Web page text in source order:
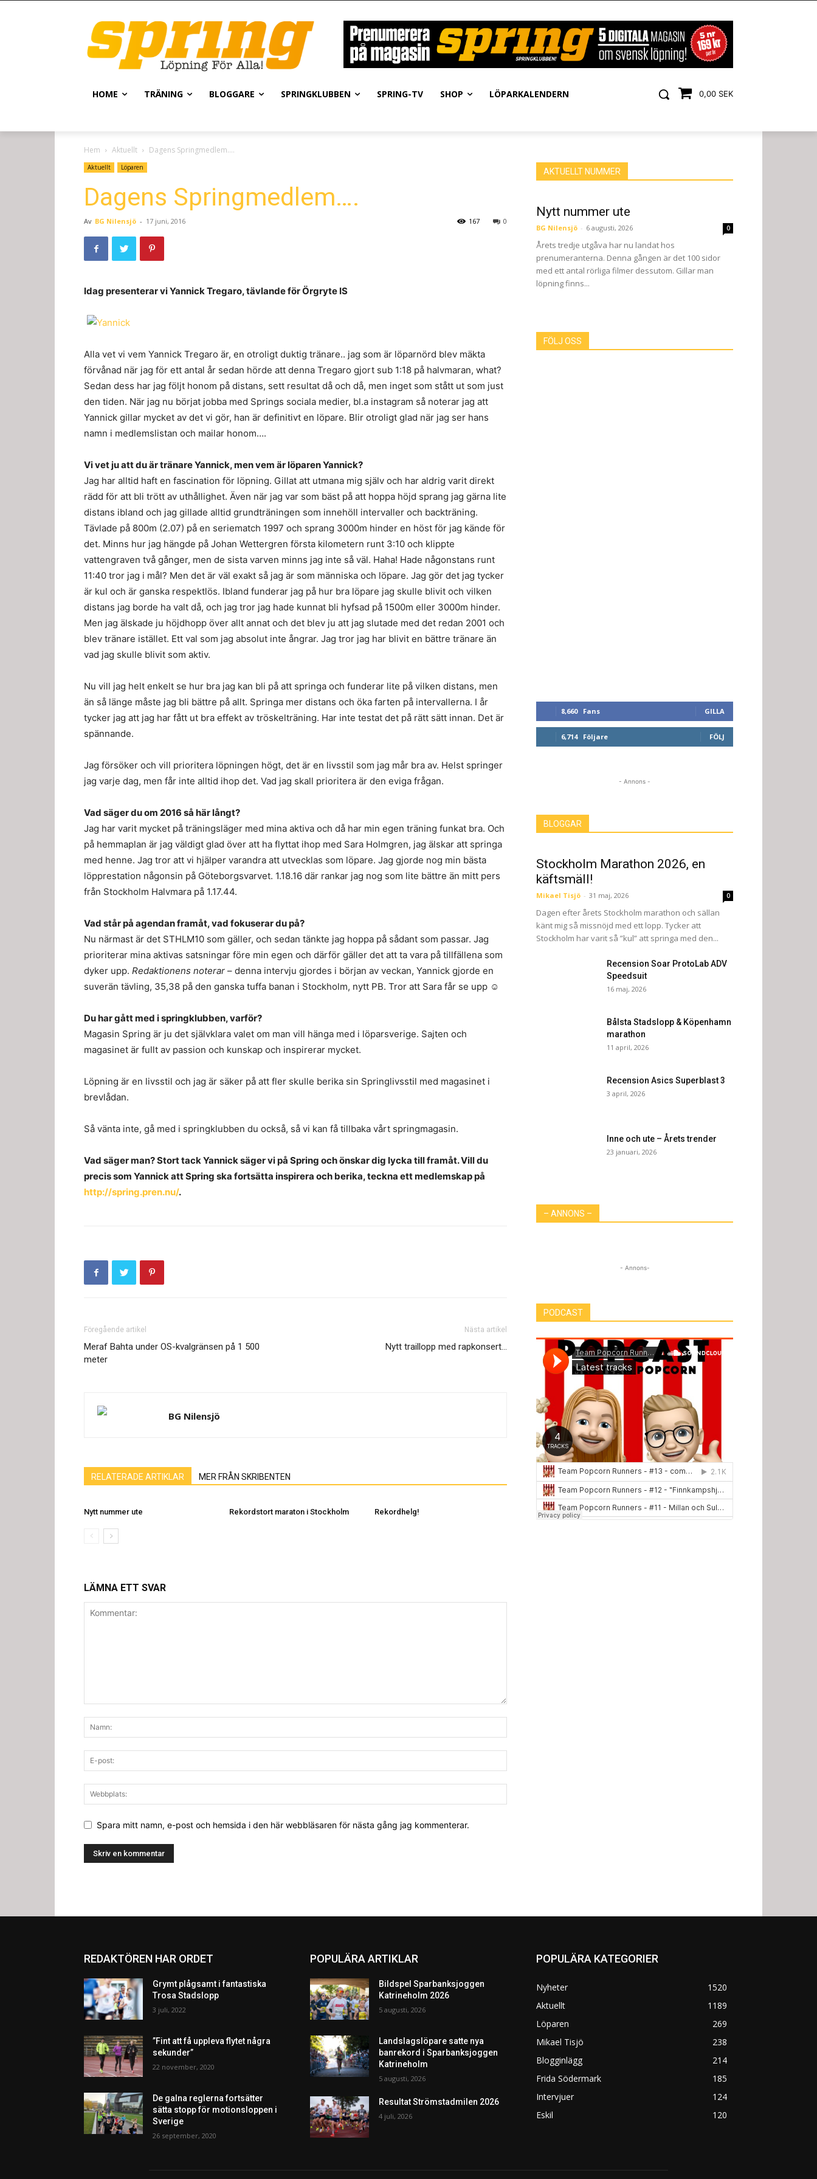
0,00 SEK
HOME TRÄNING BLOGGARE SPRINGKLUBBEN SPRING-TV SHOP LÖPARKALENDERN
Hem Aktuellt Dagens Springmedlem….
Aktuellt Löparen
Dagens Springmedlem….
Av BG Nilensjö - 17 juni, 2016 0
167
Idag presenterar vi Yannick Tregaro, tävlande för Örgryte IS
Alla vet vi vem Yannick Tregaro är, en otroligt duktig tränare.. jag som är löparnörd blev mäkta
förvånad när jag för ett antal år sedan hörde att denna Tregaro gjort sub 1:18 på halvmaran, what?
Sedan dess har jag följt honom på distans, sett resultat då och då, men inget som stått ut som just
den tiden. När jag nu börjat jobba med Springs sociala medier, bl.a instagram så noterar jag att
Yannick gillar mycket av det vi gör, han är definitivt en löpare. Blir otroligt glad när jag ser hans
namn i medlemslistan och mailar honom….
Vi vet ju att du är tränare Yannick, men vem är löparen Yannick?
Jag har alltid haft en fascination för löpning. Gillat att utmana mig själv och har aldrig varit direkt
rädd för att bli trött av uthållighet. Även när jag var som bäst på att hoppa höjd sprang jag gärna lite
distans ibland och jag gillade alltid grundträningen som innehöll intervaller och backträning.
Tävlade på 800m (2.07) på en seriematch 1997 och sprang 3000m hinder en höst för jag kände för
det. Minns hur jag hängde på Johan Wettergren första kilometern runt 3:10 och klippte
vattengraven två gånger, men de sista varven minns jag inte så väl. Haha! Hade någonstans runt
11:40 tror jag i mål? Men det är väl exakt så jag är som människa och löpare. Jag gör det jag tycker
är kul och är ganska respektlös. Ibland funderar jag på hur bra löpare jag skulle blivit och vilken
distans jag borde ha valt då, och jag tror jag hade kunnat bli hyfsad på 1500m eller 3000m hinder.
Men jag älskade ju höjdhopp över allt annat och det blev ju att jag slutade med det redan 2001 och
blev tränare istället. Ett val som jag absolut inte ångrar. Jag tror jag har blivit en bättre tränare än
vad jag skulle blivit som aktiv.
Nu vill jag helt enkelt se hur bra jag kan bli på att springa och funderar lite på vilken distans, men
än så länge måste jag bli bättre på allt. Springa mer distans och öka farten på intervallerna. I år
tycker jag att jag har fått ut bra effekt av tröskelträning. Har inte testat det på rätt sätt innan. Det är
spännande.
Jag försöker och vill prioritera löpningen högt, det är en livsstil som jag mår bra av. Helst springer
jag varje dag, men får inte alltid ihop det. Vad jag skall prioritera är den eviga frågan.
Vad säger du om 2016 så här långt?
Jag har varit mycket på träningsläger med mina aktiva och då har min egen träning funkat bra. Och
på hemmaplan är jag väldigt glad över att ha flyttat ihop med Sara Holmgren, jag älskar att springa
med henne. Jag tror att vi hjälper varandra att utvecklas som löpare. Jag gjorde nog min bästa
löpprestation någonsin på Göteborgsvarvet. 1.18.16 där rankar jag nog som lite bättre än mitt pers
från Stockholm Halvmara på 1.17.44.
Vad står på agendan framåt, vad fokuserar du på?
Nu närmast är det STHLM10 som gäller, och sedan tänkte jag hoppa på sådant som passar. Jag
prioriterar mina aktivas satsningar före min egen och därför gäller det att ta vara på tillfällena som
dyker upp. Redaktionens noterar – denna intervju gjordes i början av veckan, Yannick gjorde en
suverän tävling, 35,38 på den ganska tuffa banan i Stockholm, nytt PB. Tror att Sara får se upp ☺
Du har gått med i springklubben, varför?
Magasin Spring är ju det självklara valet om man vill hänga med i löparsverige. Sajten och
magasinet är fullt av passion och kunskap och inspirerar mycket.
Löpning är en livsstil och jag är säker på att fler skulle berika sin Springlivsstil med magasinet i
brevlådan.
Så vänta inte, gå med i springklubben du också, så vi kan få tillbaka vårt springmagasin.
Vad säger man? Stort tack Yannick säger vi på Spring och önskar dig lycka till framåt. Vill du
precis som Yannick att Spring ska fortsätta inspirera och berika, teckna ett medlemskap på
http://spring.pren.nu/.
Föregående artikel
Meraf Bahta under OS-kvalgränsen på 1 500
meter
Nästa artikel
Nytt traillopp med rapkonsert…
BG Nilensjö
RELATERADE ARTIKLAR MER FRÅN SKRIBENTEN
Nytt nummer ute Rekordstort maraton i Stockholm Rekordhelg!
LÄMNA ETT SVAR
Spara mitt namn, e-post och hemsida i den här webbläsaren för nästa gång jag kommenterar.
AKTUELLT NUMMER
Nytt nummer ute
BG Nilensjö - 6 augusti, 2026 0
Årets tredje utgåva har nu landat hos
prenumeranterna. Denna gången är det 100 sidor
med ett antal rörliga filmer dessutom. Gillar man
löpning finns...
FÖLJ OSS
8,660 Fans GILLA
6,714 Följare FÖLJ
- Annons -
BLOGGAR
Stockholm Marathon 2026, en
käftsmäll!
Mikael Tisjö - 31 maj, 2026 0
Dagen efter årets Stockholm marathon och sällan
känt mig så missnöjd med ett lopp. Tycker att
Stockholm har varit så ”kul” att springa med den...
Recension Soar ProtoLab ADV
Speedsuit
16 maj, 2026
Bålsta Stadslopp & Köpenhamn
marathon
11 april, 2026
Recension Asics Superblast 3
3 april, 2026
Inne och ute – Årets trender
23 januari, 2026
– ANNONS –
- Annons-
PODCAST
REDAKTÖREN HAR ORDET
Grymt plågsamt i fantastiska
Trosa Stadslopp
3 juli, 2022
”Fint att få uppleva flytet några
sekunder”
22 november, 2020
De galna reglerna fortsätter
sätta stopp för motionsloppen i
Sverige
26 september, 2020
POPULÄRA ARTIKLAR
Bildspel Sparbanksjoggen
Katrineholm 2026
5 augusti, 2026
Landslagslöpare satte nya
banrekord i Sparbanksjoggen
Katrineholm
5 augusti, 2026
Resultat Strömstadmilen 2026
4 juli, 2026
POPULÄRA KATEGORIER
Nyheter
1520
Aktuellt
1189
Löparen
269
Mikael Tisjö
238
Blogginlägg
214
Frida Södermark
185
Intervjuer
124
Eskil
120